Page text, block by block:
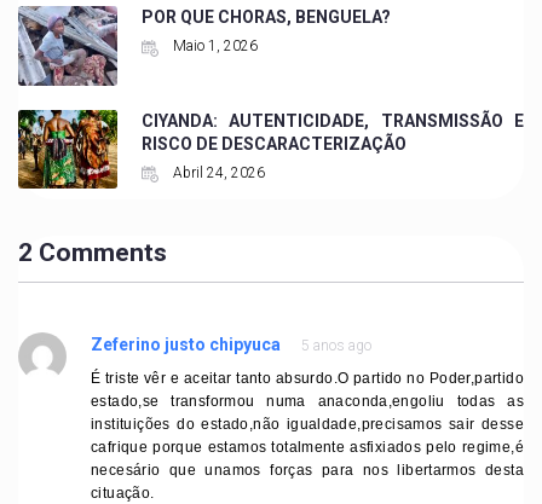
POR QUE CHORAS, BENGUELA?
Maio 1, 2026
CIYANDA: AUTENTICIDADE, TRANSMISSÃO E
RISCO DE DESCARACTERIZAÇÃO
Abril 24, 2026
2 Comments
Zeferino justo chipyuca
5 anos ago
É triste vêr e aceitar tanto absurdo.O partido no Poder,partido
estado,se transformou numa anaconda,engoliu todas as
instituições do estado,não igualdade,precisamos sair desse
cafrique porque estamos totalmente asfixiados pelo regime,é
necesário que unamos forças para nos libertarmos desta
cituação.